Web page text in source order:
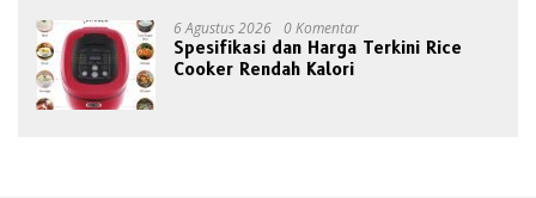
6 Agustus 2026 0 Komentar
Spesifikasi dan Harga Terkini Rice
Cooker Rendah Kalori